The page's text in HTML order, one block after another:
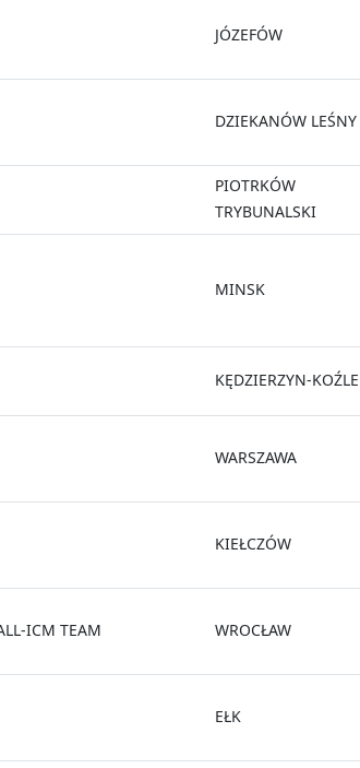
JÓZEFÓW
DZIEKANÓW LEŚNY
PIOTRKÓW
TRYBUNALSKI
MINSK
KĘDZIERZYN-KOŹLE
WARSZAWA
KIEŁCZÓW
ICM TEAM WROCŁAW
EŁK